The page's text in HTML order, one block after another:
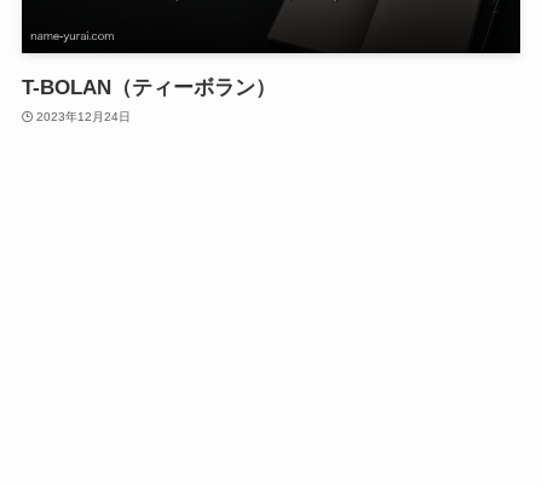
T-BOLAN（ティーボラン）
2023年12月24日